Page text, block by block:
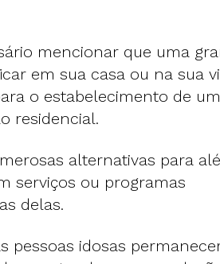
mencionar que uma
em sua casa ou na sua
o estabelecimento de
residencial.
alternativas para
serviços ou programas
delas.
pessoas idosas